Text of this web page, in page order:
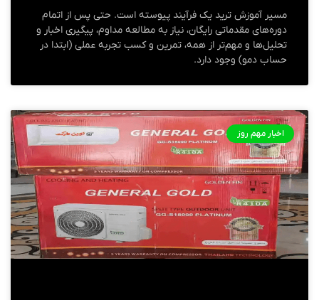
مسیر آموزش ترید یک فرآیند پیوسته است. حتی پس از اتمام
دوره‌های مقدماتی رایگان، نیاز به مطالعه مداوم، پیگیری اخبار و
تحلیل‌ها و مهم‌تر از همه، تمرین و کسب تجربه عملی (ابتدا در
حساب دمو) وجود دارد.
اخبار مهم روز